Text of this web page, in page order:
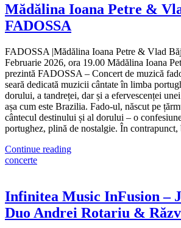
Mădălina Ioana Petre &
FADOSSA
FADOSSA |Mădălina Ioana Petre & Vlad
Februarie 2026, ora 19.00 Mădălina Ioana
prezintă FADOSSA – Concert de muzică
seară dedicată muzicii cântate în limba
dorului, a tandreței, dar și a efervescenței
așa cum este Brazilia. Fado-ul, născut pe
cântecul destinului și al dorului – o
portughez, plină de nostalgie. În
Continue reading
concerte
Infinitea Music InFusion –
Duo Andrei Rotariu &